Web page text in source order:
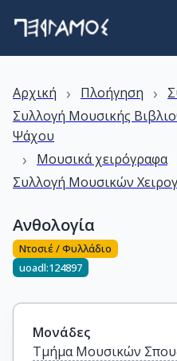
Αρχική › Πλοήγηση ›
Συλλογή Μουσικής
Ψάχου
› Μουσικά χειρόγραφα
Συλλογή Μουσικών
Ανθολογία
Ντοσιέ / Φυλλάδιο
uoadl:124897
Μονάδες
Τμήμα Μουσικών